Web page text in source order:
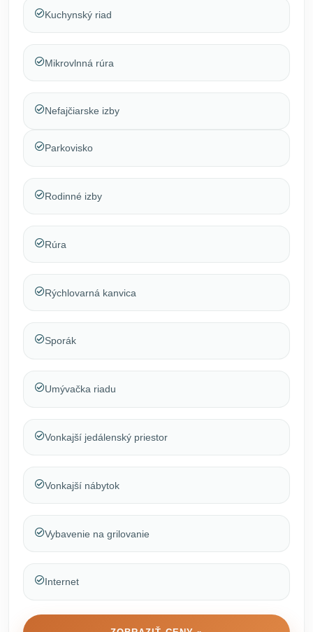
Kuchynský riad
Mikrovlnná rúra
Nefajčiarske izby
Parkovisko
Rodinné izby
Rúra
Rýchlovarná kanvica
Sporák
Umývačka riadu
Vonkajší jedálenský priestor
Vonkajší nábytok
Vybavenie na grilovanie
Internet